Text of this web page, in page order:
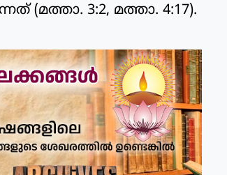
3:2, മത്താ. 4:17).